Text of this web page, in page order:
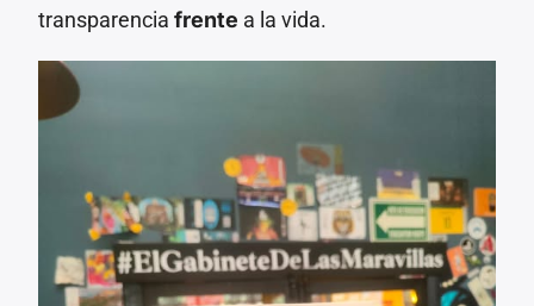
transparenciafrente a la vida.